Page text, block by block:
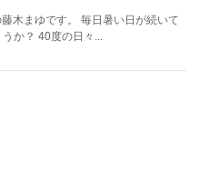
木まゆです。 毎日暑い日が続いて
か？ 40度の日々...